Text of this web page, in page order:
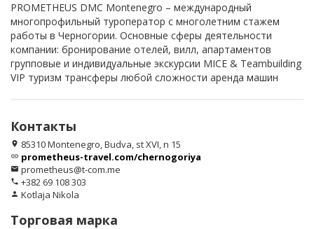
PROMETHEUS DMC Montenegro – международный
многопрофильный туроператор с многолетним стажем
работы в Черногории. Основные сферы деятельности
компании: бронирование отелей, вилл, апартаментов
групповые и индивидуальные экскурсии MICE & Teambuilding
VIP туризм трансферы любой сложности аренда машин
Контакты
location_on 85310 Montenegro, Budva, st XVI, n 15
link prometheus-travel.com/chernogoriya
email prometheus@t-com.me
phone +382 69 108 303
person Kotlaja Nikola
Торговая марка